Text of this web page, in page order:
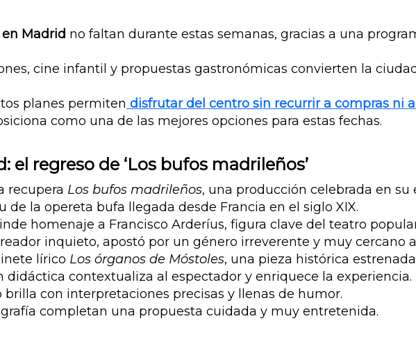
Madrid no faltan durante estas semanas, gracias a una
cine infantil y propuestas gastronómicas convierten la
planes permiten disfrutar del centro sin recurrir a compras ni
como una de las mejores opciones para estas fechas.
el regreso de ‘Los bufos madrileños’
recupera Los bufos madrileños, una producción celebrada en su
de la opereta bufa llegada desde Francia en el siglo XIX.
homenaje a Francisco Arderíus, figura clave del teatro
inquieto, apostó por un género irreverente y muy cercano
lírico Los órganos de Móstoles, una pieza histórica estrenada
didáctica contextualiza al espectador y enriquece la experiencia.
brilla con interpretaciones precisas y llenas de humor.
completan una propuesta cuidada y muy entretenida.